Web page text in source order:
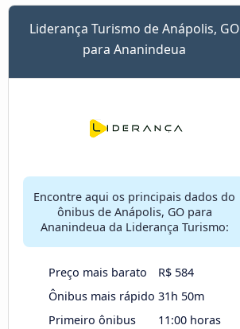
Liderança Turismo de Anápolis, GO
para Ananindeua
Encontre aqui os principais dados do
ônibus de Anápolis, GO para
Ananindeua da Liderança Turismo:
Preço mais barato
R$ 584
Ônibus mais rápido 31h 50m
Primeiro ônibus
11:00 horas